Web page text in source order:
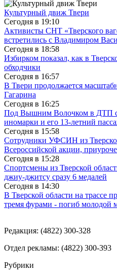
Культурный движ Твери
Сегодня в 19:10
Активисты СНТ «Тверского
встретились с Владимиром
Сегодня в 18:58
Избирком показал, как в
обходчики
Сегодня в 16:57
В Твери продолжается
Гагарина
Сегодня в 16:25
Под Вышним Волочком в ДТП с
иномарки и его 13-летний
Сегодня в 15:58
Сотрудники УФСИН из
Всероссийской акции,
Сегодня в 15:28
Спортсмены из Тверской
джиу-джитсу сразу 6 медалей
Сегодня в 14:30
В Тверской области на трассе
тремя фурами - погиб молодой
Редакция: (4822) 300-328
Отдел рекламы: (4822) 300-393
Рубрики